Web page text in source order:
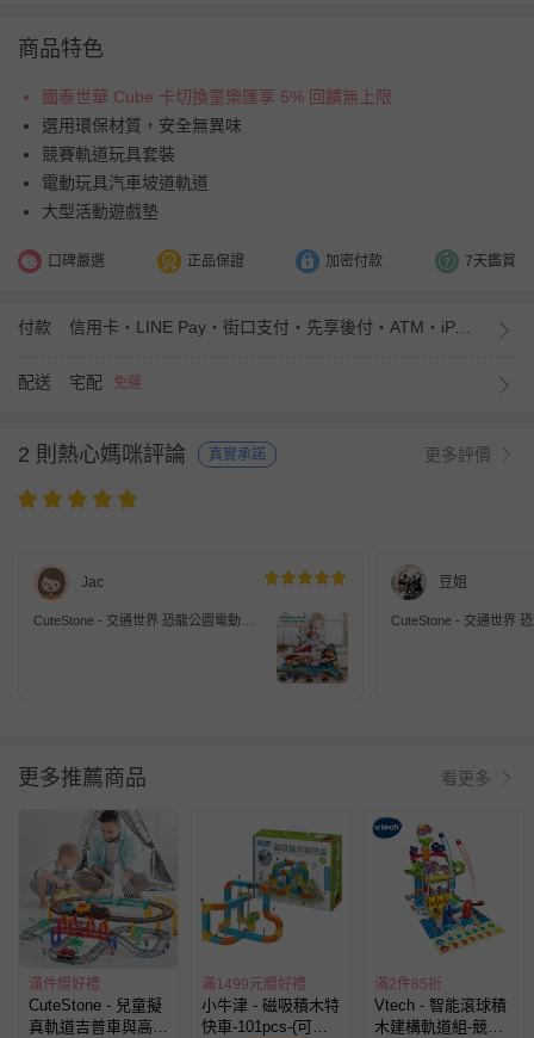
商品特色
國泰世華 Cube 卡切換童樂匯享 5% 回饋無上限
選用環保材質，安全無異味
競賽軌道玩具套裝
電動玩具汽車坡道軌道
大型活動遊戲墊
口碑嚴選 正品保證 加密付款 7天鑑賞
付款 信用卡・LINE Pay・街口支付・先享後付・ATM・iPASS MONEY
配送 宅配 免運
2 則熱心媽咪評論 真實承諾 更多評價
Jac
CuteStone - 交通世界 恐龍公園電動軌
豆姐
CuteStone - 交通世界
更多推薦商品 看更多
滿件贈好禮
CuteStone - 兒童擬
真軌道吉普車與高架
滿1499元贈好禮
小牛津 - 磁吸積木特
快車-101pcs-(可垂
滿2件85折
Vtech - 智能滾球積
木建構軌道組-競賽